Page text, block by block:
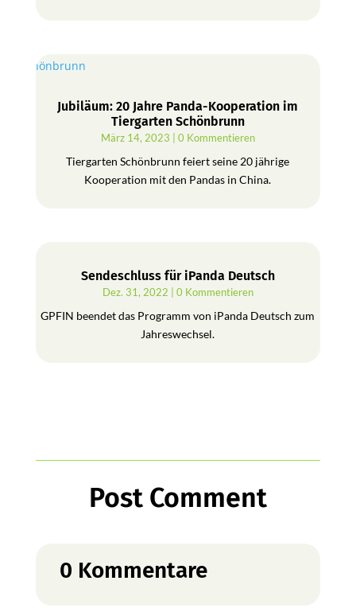
Jubiläum: 20 Jahre Panda-Kooperation im
Tiergarten Schönbrunn
März 14, 2023 | 0 Kommentieren
Tiergarten Schönbrunn feiert seine 20 jährige
Kooperation mit den Pandas in China.
Sendeschluss für iPanda Deutsch
Dez. 31, 2022 | 0 Kommentieren
GPFIN beendet das Programm von iPanda Deutsch zum
Jahreswechsel.
Post Comment
0 Kommentare